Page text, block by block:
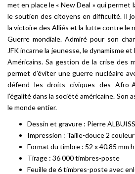
met en place le « New Deal » qui permet
le soutien des citoyens en difficulté. Il
la victoire des Alliés et la lutte contre le
Guerre mondiale. Admiré pour son
JFK incarne la jeunesse, le dynamisme
Américains. Sa gestion de la crise des
permet d’éviter une guerre nucléaire
défend les droits civiques des Afro-
l’égalité dans la société américaine. Son
le monde entier.
Dessin et gravure : Pierre
Impression : Taille-douce 2
Format du timbre : 52 x 40,85 mm
Tirage : 36 000 timbres-poste
Feuille de 6 timbres-poste avec